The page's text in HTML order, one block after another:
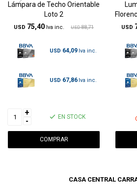
Lámpara de Techo Orientable
Loto 2
USD 75,40 USD 88,71
USD 64,09
USD 67,86
+
-
EN STOCK
USD
CASA CENTRAL